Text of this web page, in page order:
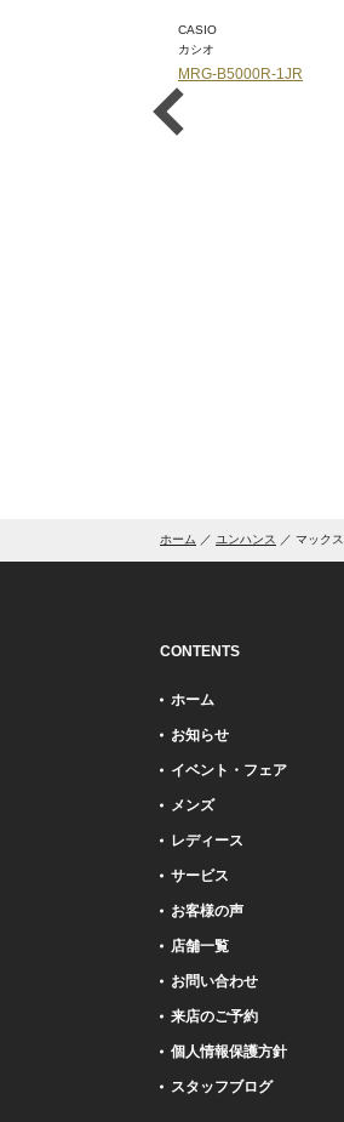
CASIO
カシオ
MRG-B5000R-1JR
ホーム ユンハンス マック
CONTENTS
ホーム
お知らせ
イベント・フェア
メンズ
レディース
サービス
お客様の声
店舗一覧
お問い合わせ
来店のご予約
個人情報保護方針
スタッフブログ